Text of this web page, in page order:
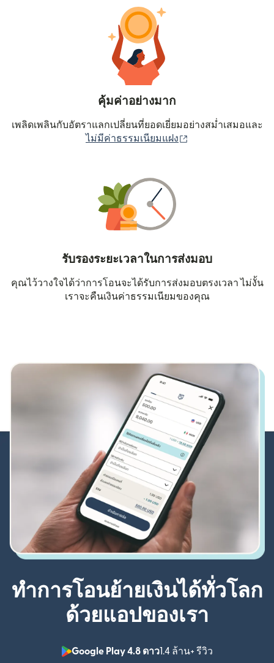
คุ้มค่าอย่างมาก
เพลิดเพลินกับอัตราแลกเปลี่ยนที่ยอดเยี่ยมอย่างสม่ำเสมอและ
ไม่มีค่าธรรมเนียมแฝง
รับรองระยะเวลาในการส่งมอบ
คุณไว้วางใจได้ว่าการโอนจะได้รับการส่งมอบตรงเวลา ไม่งั้น
เราจะคืนเงินค่าธรรมเนียมของคุณ
ทำการโอนย้ายเงินได้ทั่วโลก
ด้วยแอปของเรา
Google Play 4.8 ดาว1.4 ล้าน+ รีวิว
(เปิดในหน้าต่